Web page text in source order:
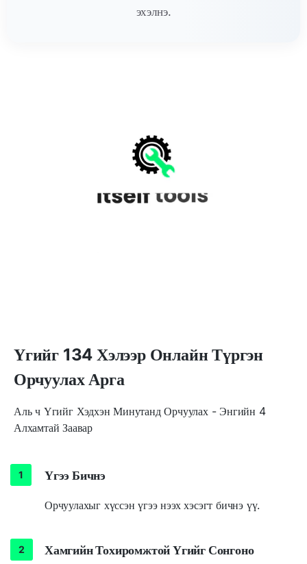
эхэлнэ.
Үгийг 134 Хэлээр Онлайн Түргэн
Орчуулах Арга
Аль ч Үгийг Хэдхэн Минутанд Орчуулах - Энгийн 4
Алхамтай Заавар
Үгээ Бичнэ
Орчуулахыг хүссэн үгээ нээх хэсэгт бичнэ үү.
Хамгийн Тохиромжтой Үгийг Сонгоно